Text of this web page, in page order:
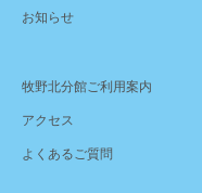
お知らせ
牧野北分館ご利用案内
アクセス
よくあるご質問